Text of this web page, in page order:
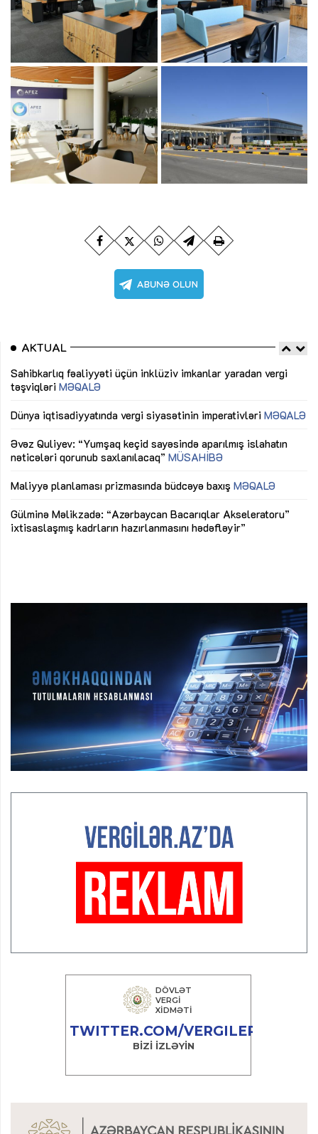
AKTUAL
Sahibkarlıq fəaliyyəti üçün inklüziv imkanlar yaradan vergi
təşviqləri MƏQALƏ
Dünya iqtisadiyyatında vergi siyasətinin imperativləri MƏQALƏ
Əvəz Quliyev: “Yumşaq keçid sayəsində aparılmış islahatın
nəticələri qorunub saxlanılacaq” MÜSAHİBƏ
Maliyyə planlaması prizmasında büdcəyə baxış MƏQALƏ
Gülminə Məlikzadə: “Azərbaycan Bacarıqlar Akseleratoru”
ixtisaslaşmış kadrların hazırlanmasını hədəfləyir”